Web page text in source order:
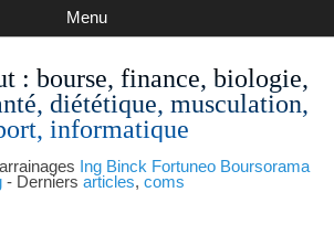
: bourse, finance, biologie,
diététique, musculation,
informatique
Ing Binck Fortuneo Boursorama
- Derniers articles, coms
Menu